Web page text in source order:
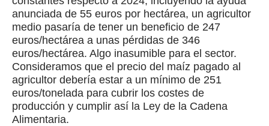
anunciada de 55 euros por hectárea, un agricultor
medio pasaría de tener un beneficio de 247
euros/hectárea a unas pérdidas de 346
euros/hectárea. Algo inasumible para el sector.
Consideramos que el precio del maíz pagado al
agricultor debería estar a un mínimo de 251
euros/tonelada para cubrir los costes de
producción y cumplir así la Ley de la Cadena
Alimentaria.